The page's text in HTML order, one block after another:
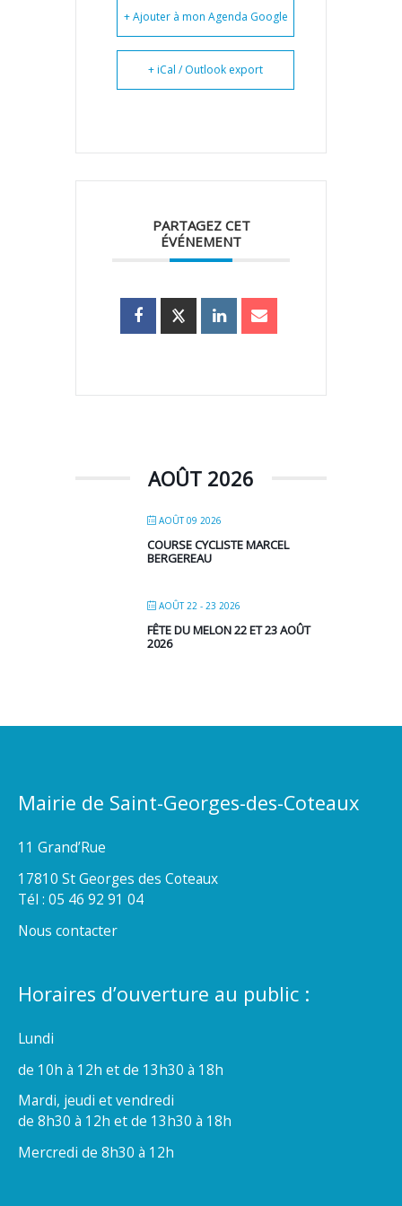
+ Ajouter à mon Agenda Google
+ iCal / Outlook export
PARTAGEZ CET
ÉVÉNEMENT
AOÛT 2026
AOÛT 09 2026
COURSE CYCLISTE MARCEL
BERGEREAU
AOÛT 22 - 23 2026
FÊTE DU MELON 22 ET 23 AOÛT
2026
Mairie de Saint-Georges-des-Coteaux
11 Grand’Rue
17810 St Georges des Coteaux
Tél : 05 46 92 91 04
Nous contacter
Horaires d’ouverture au public :
Lundi
de 10h à 12h et de 13h30 à 18h
Mardi, jeudi et vendredi
de 8h30 à 12h et de 13h30 à 18h
Mercredi de 8h30 à 12h